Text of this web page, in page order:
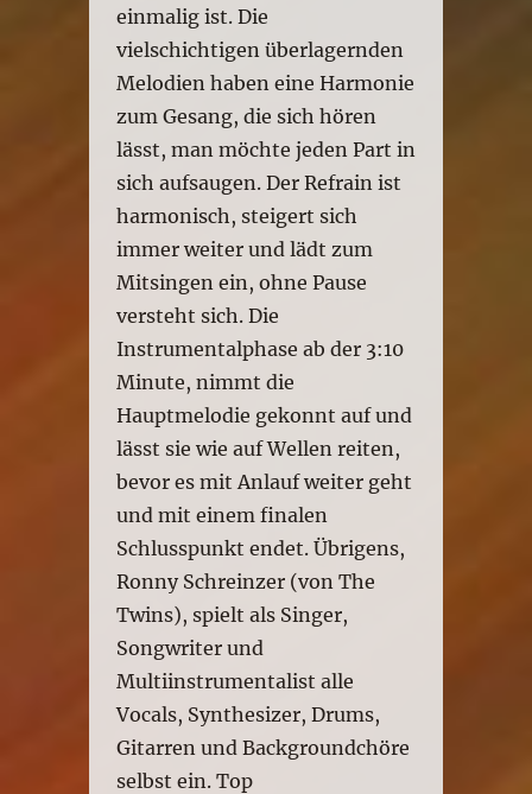
einmalig ist. Die
vielschichtigen überlagernden
Melodien haben eine Harmonie
zum Gesang, die sich hören
lässt, man möchte jeden Part in
sich aufsaugen. Der Refrain ist
harmonisch, steigert sich
immer weiter und lädt zum
Mitsingen ein, ohne Pause
versteht sich. Die
Instrumentalphase ab der 3:10
Minute, nimmt die
Hauptmelodie gekonnt auf und
lässt sie wie auf Wellen reiten,
bevor es mit Anlauf weiter geht
und mit einem finalen
Schlusspunkt endet. Übrigens,
Ronny Schreinzer (von The
Twins), spielt als Singer,
Songwriter und
Multiinstrumentalist alle
Vocals, Synthesizer, Drums,
Gitarren und Backgroundchöre
selbst ein. Top